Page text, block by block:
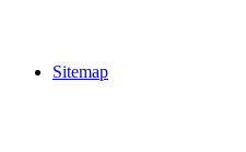
Sitemap